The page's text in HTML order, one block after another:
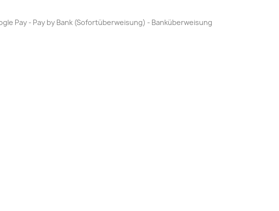
Pay - Pay by Bank (Sofortüberweisung) - Banküberweisung